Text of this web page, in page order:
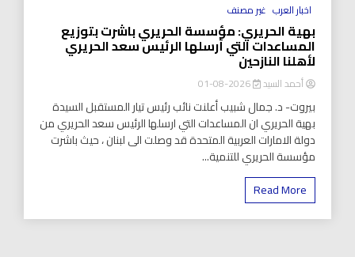
اخبار العرب غير مصنف
بهية الحريري: مؤسسة الحريري باشرت بتوزيع
المساعدات التي أرسلها الرئيس سعد الحريري
لأهلنا النازحين
أحمد السيد 2026-08-01
بيروت- د. جمال شبيب أعلنت نائب رئيس تيار المستقبل السيدة
بهية الحريري ان المساعدات التي ارسلها الرئيس سعد الحريري من
دولة الامارات العربية المتحدة قد وصلت الى لبنان ، حيث باشرت
مؤسسة الحريري للتنمية...
Read More